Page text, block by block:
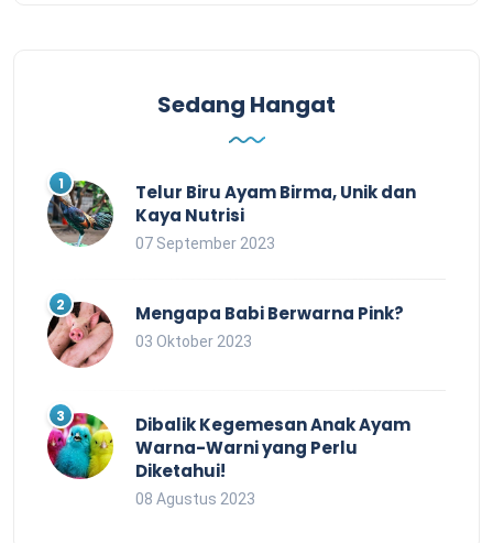
Sedang Hangat
Telur Biru Ayam Birma, Unik dan
Kaya Nutrisi
07 September 2023
Mengapa Babi Berwarna Pink?
03 Oktober 2023
Dibalik Kegemesan Anak Ayam
Warna-Warni yang Perlu
Diketahui!
08 Agustus 2023